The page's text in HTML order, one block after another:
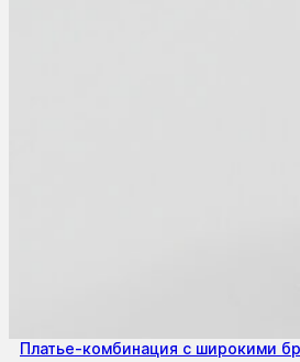
Платье-комбинация с широкими